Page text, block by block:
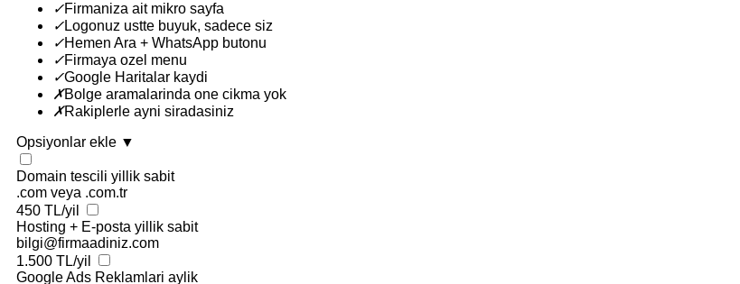
✓Firmaniza ait mikro sayfa
✓Logonuz ustte buyuk, sadece siz
✓Hemen Ara + WhatsApp butonu
✓Firmaya ozel menu
✓Google Haritalar kaydi
✗Bolge aramalarinda one cikma yok
✗Rakiplerle ayni siradasiniz
Opsiyonlar ekle ▼
Domain tescili yillik sabit
.com veya .com.tr
450 TL/yil
Hosting + E-posta yillik sabit
bilgi@firmaadiniz.com
1.500 TL/yil
Google Ads Reklamlari aylik